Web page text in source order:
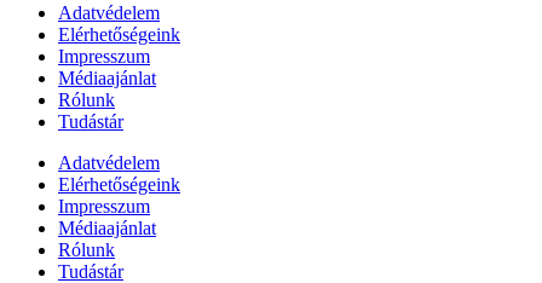
Adatvédelem
Elérhetőségeink
Impresszum
Médiaajánlat
Rólunk
Tudástár
Adatvédelem
Elérhetőségeink
Impresszum
Médiaajánlat
Rólunk
Tudástár